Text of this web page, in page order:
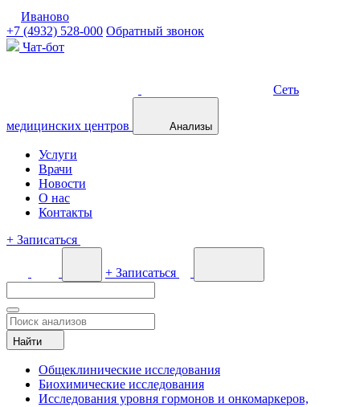
Иваново
+7 (4932) 528-000 Обратный звонок
Чат-бот
Сеть
медицинских центров Анализы
Услуги
Врачи
Новости
О нас
Контакты
+ Записаться
+ Записаться
Найти
Общеклинические исследования
Биохимические исследования
Исследования уровня гормонов и онкомаркеров,